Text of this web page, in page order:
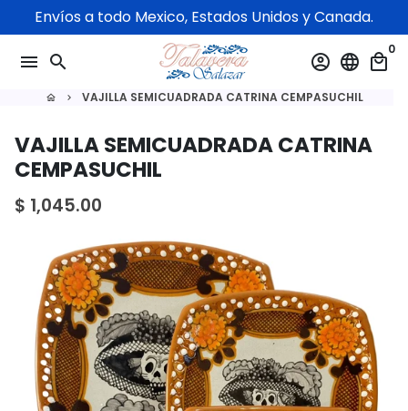
directamente
contenido
Envíos a todo Mexico, Estados Unidos y Canada.
menu search account_circle language local_mall
0
home keyboard_arrow_right VAJILLA SEMICUADRADA CATRINA CEMPASUCHIL
VAJILLA SEMICUADRADA CATRINA
CEMPASUCHIL
$ 1,045.00